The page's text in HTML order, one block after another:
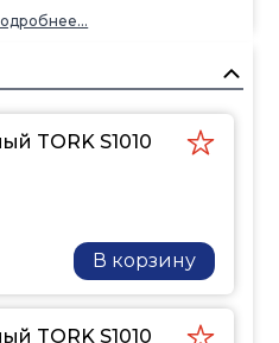
нефтепродукты
нейтральный газ и др.) в
диапазоне
на фильтрованных
средах. Компактные
двухходовые
TORK S1010
В корзину
TORK S1010